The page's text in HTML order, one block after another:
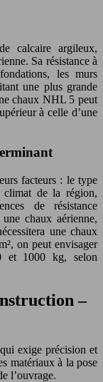
calcaire argileux,
Sa résistance à
les murs
une plus grande
chaux NHL 5 peut
à celle d’une
facteurs : le type
climat de la région,
de résistance
chaux aérienne,
une chaux
on peut envisager
et 1000 kg, selon
–
exige précision et
matériaux à la pose
l’ouvrage.